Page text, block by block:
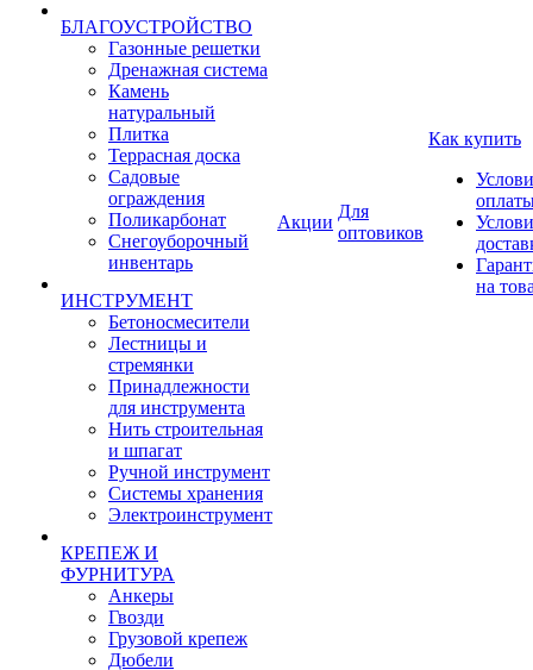
БЛАГОУСТРОЙСТВО
Газонные решетки
Дренажная система
Камень
натуральный
Плитка
Террасная доска
Садовые
ограждения
Поликарбонат
Снегоуборочный
инвентарь
ИНСТРУМЕНТ
Бетоносмесители
Лестницы и
стремянки
Принадлежности
для инструмента
Нить строительная
и шпагат
Ручной инструмент
Системы хранения
Электроинструмент
КРЕПЕЖ И
ФУРНИТУРА
Анкеры
Гвозди
Грузовой крепеж
Дюбели
Акции
Для
оптовиков
Как купить
на